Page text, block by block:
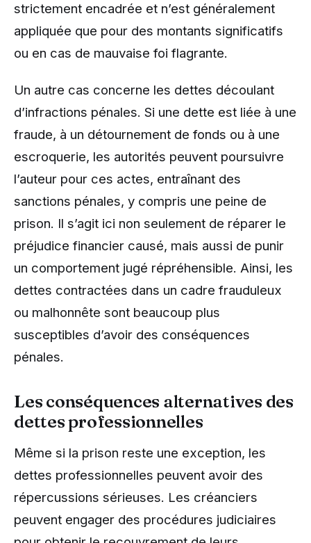
strictement encadrée et n’est généralement
appliquée que pour des montants significatifs
ou en cas de mauvaise foi flagrante.
Un autre cas concerne les dettes découlant
d’infractions pénales. Si une dette est liée à une
fraude, à un détournement de fonds ou à une
escroquerie, les autorités peuvent poursuivre
l’auteur pour ces actes, entraînant des
sanctions pénales, y compris une peine de
prison. Il s’agit ici non seulement de réparer le
préjudice financier causé, mais aussi de punir
un comportement jugé répréhensible. Ainsi, les
dettes contractées dans un cadre frauduleux
ou malhonnête sont beaucoup plus
susceptibles d’avoir des conséquences
pénales.
Les conséquences alternatives des
dettes professionnelles
Même si la prison reste une exception, les
dettes professionnelles peuvent avoir des
répercussions sérieuses. Les créanciers
peuvent engager des procédures judiciaires